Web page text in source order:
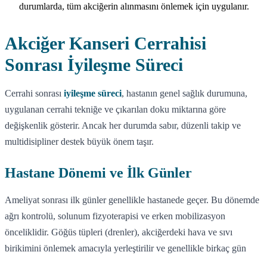
durumlarda, tüm akciğerin alınmasını önlemek için uygulanır.
Akciğer Kanseri Cerrahisi
Sonrası İyileşme Süreci
Cerrahi sonrası iyileşme süreci, hastanın genel sağlık durumuna,
uygulanan cerrahi tekniğe ve çıkarılan doku miktarına göre
değişkenlik gösterir. Ancak her durumda sabır, düzenli takip ve
multidisipliner destek büyük önem taşır.
Hastane Dönemi ve İlk Günler
Ameliyat sonrası ilk günler genellikle hastanede geçer. Bu dönemde
ağrı kontrolü, solunum fizyoterapisi ve erken mobilizasyon
önceliklidir. Göğüs tüpleri (drenler), akciğerdeki hava ve sıvı
birikimini önlemek amacıyla yerleştirilir ve genellikle birkaç gün